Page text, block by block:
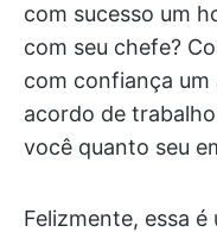
com sucesso um
com seu chefe?
com confiança
acordo de
você quanto seu
Felizmente, essa